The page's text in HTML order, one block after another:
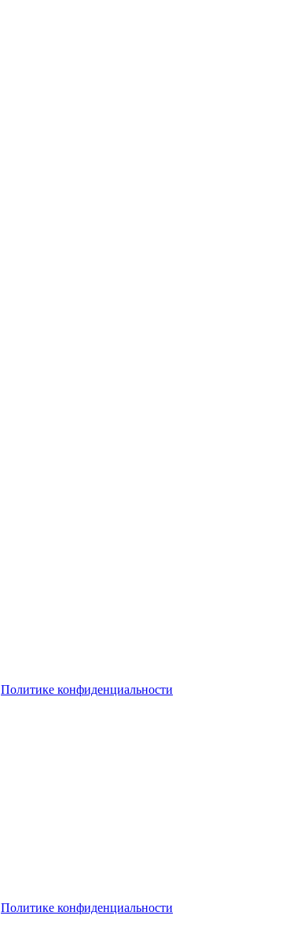
Политике конфиденциальности
Политике конфиденциальности